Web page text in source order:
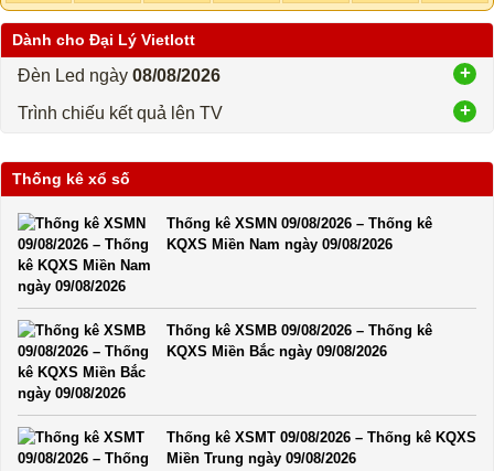
Dành cho Đại Lý Vietlott
Đèn Led ngày 08/08/2026
Trình chiếu kết quả lên TV
Thống kê xổ số
Thống kê XSMN 09/08/2026 – Thống kê
KQXS Miền Nam ngày 09/08/2026
Thống kê XSMB 09/08/2026 – Thống kê
KQXS Miền Bắc ngày 09/08/2026
Thống kê XSMT 09/08/2026 – Thống kê KQXS
Miền Trung ngày 09/08/2026